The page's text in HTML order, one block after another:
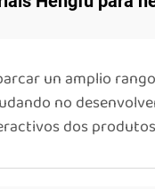
un amplio
no
dos